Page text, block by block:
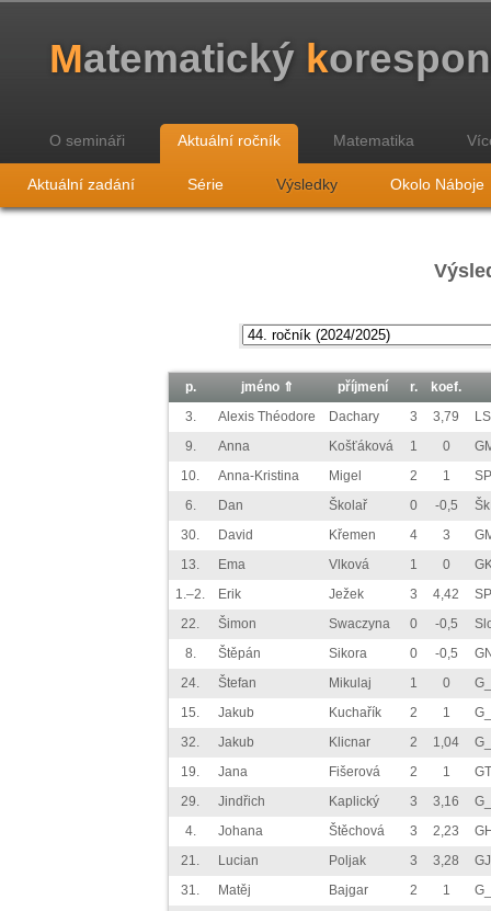
Matematický k
O semináři Aktuální ročník Matematika
Aktuální zadání Série Výsledky Okolo Náboje
p. jméno ⇑ příjmení r.
koef.
3.
Alexis Théodore Dachary 3 3,79
9.
Anna Košťáková 1 0
10.
Anna-Kristina Migel 2 1
6.
Dan Školař 0 -0,5
30.
David Křemen 4 3
13.
Ema Vlková 1 0
1.–2.
Erik Ježek 3 4,42
22.
Šimon Swaczyna 0 -0,5
8.
Štěpán Sikora 0 -0,5
24.
Štefan Mikulaj 1 0
15.
Jakub Kuchařík 2 1
32.
Jakub Klicnar 2 1,04
19.
Jana Fišerová 2 1
29.
Jindřich Kaplický 3 3,16
4.
Johana Štěchová 3 2,23
21.
Lucian Poljak 3 3,28
31.
Matěj Bajgar 2 1